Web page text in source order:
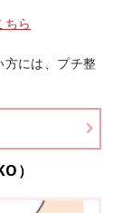
ちら
には、プチ整
）